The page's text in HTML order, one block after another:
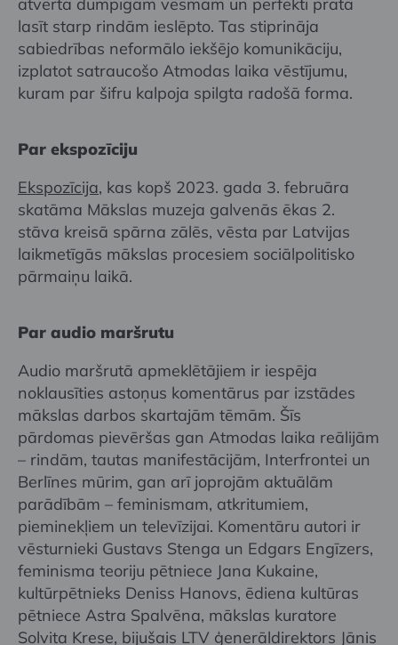
lasīt starp rindām ieslēpto. Tas stiprināja
sabiedrības neformālo iekšējo komunikāciju,
izplatot satraucošo Atmodas laika vēstījumu,
kuram par šifru kalpoja spilgta radošā forma.
Par ekspozīciju
Ekspozīcija, kas kopš 2023. gada 3. februāra
skatāma Mākslas muzeja galvenās ēkas 2.
stāva kreisā spārna zālēs, vēsta par Latvijas
laikmetīgās mākslas procesiem sociālpolitisko
pārmaiņu laikā.
Par audio maršrutu
Audio maršrutā apmeklētājiem ir iespēja
noklausīties astoņus komentārus par izstādes
mākslas darbos skartajām tēmām. Šīs
pārdomas pievēršas gan Atmodas laika reālijām
– rindām, tautas manifestācijām, Interfrontei un
Berlīnes mūrim, gan arī joprojām aktuālām
parādībām – feminismam, atkritumiem,
pieminekļiem un televīzijai. Komentāru autori ir
vēsturnieki Gustavs Stenga un Edgars Engīzers,
feminisma teoriju pētniece Jana Kukaine,
kultūrpētnieks Deniss Hanovs, ēdiena kultūras
pētniece Astra Spalvēna, mākslas kuratore
Solvita Krese, bijušais LTV ģenerāldirektors Jānis